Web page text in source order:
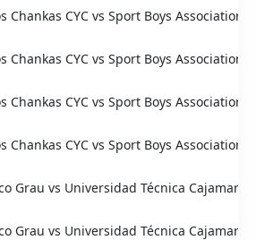
Chankas CYC vs Sport Boys Association
Chankas CYC vs Sport Boys Association
Chankas CYC vs Sport Boys Association
Chankas CYC vs Sport Boys Association
Grau vs Universidad Técnica Cajamarca
Grau vs Universidad Técnica Cajamarca